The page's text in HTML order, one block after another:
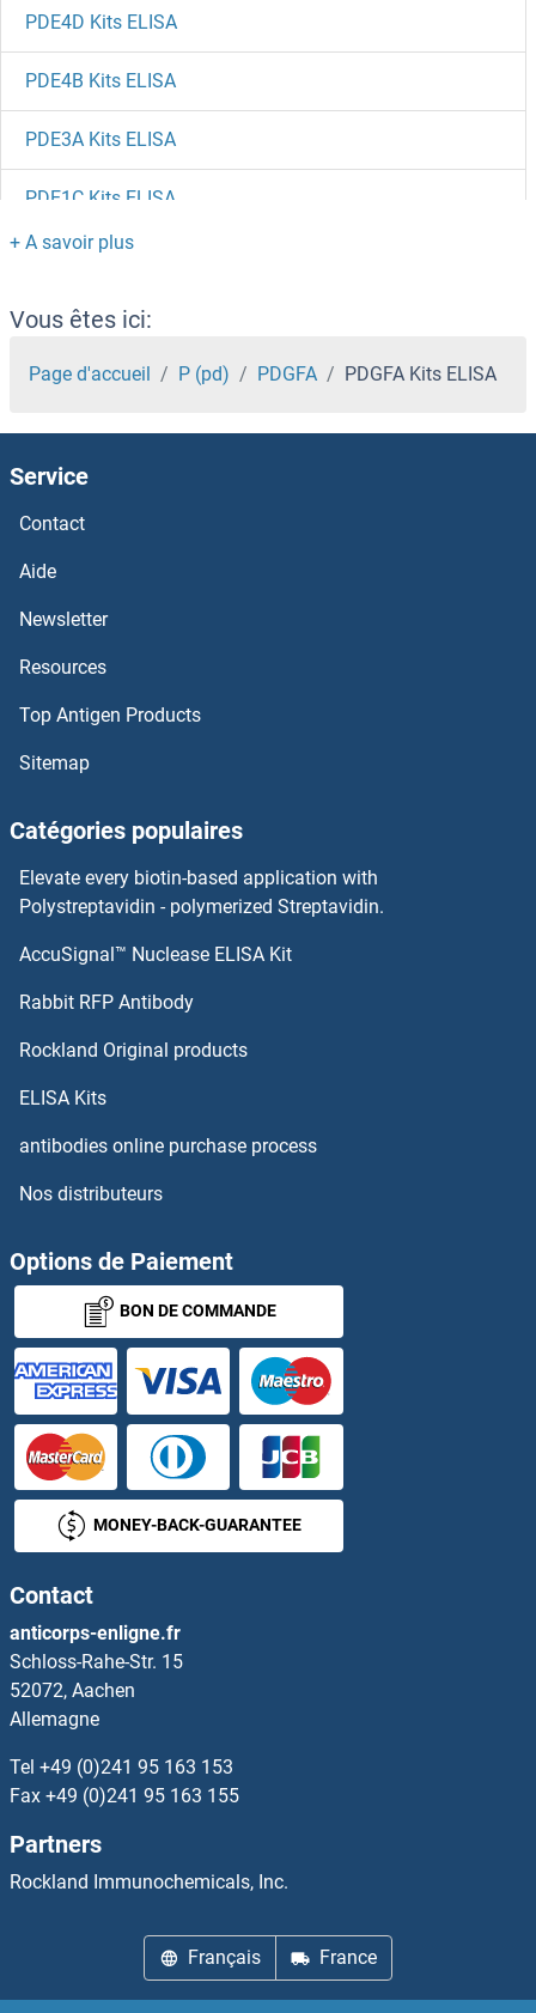
PDE4D Kits ELISA
PDE4B Kits ELISA
PDE3A Kits ELISA
PDE1C Kits ELISA
PDE1A Kits ELISA
PDE12 Kits ELISA
PDE10A Kits ELISA
PDCD6 Kits ELISA
PDCD5 Kits ELISA
PD-L1 Kits ELISA
PCYOX1 Kits ELISA
PCTP Kits ELISA
PCSK4 Kits ELISA
PCSK2 Kits ELISA
PCSK1N Kits ELISA
PDGFD Kits ELISA
PDGFRA Kits ELISA
PDGFRB Kits ELISA
PDGFRL Kits ELISA
PDHA2 Kits ELISA
PDHB Kits ELISA
PDHX Kits ELISA
PDIA2 Kits ELISA
PDIA3 Kits ELISA
PDIA4 Kits ELISA
PDIA5 Kits ELISA
PDIA6 Kits ELISA
PDK1 Kits ELISA
PDK4 Kits ELISA
Vous êtes ici:
Page d'accueil P (pd) PDGFA PDGFA Kits ELISA
Service
Contact
Aide
Newsletter
Resources
Top Antigen Products
Sitemap
Catégories populaires
Elevate every biotin-based application with
Polystreptavidin - polymerized Streptavidin.
AccuSignal™ Nuclease ELISA Kit
Rabbit RFP Antibody
Rockland Original products
ELISA Kits
antibodies online purchase process
Nos distributeurs
Options de Paiement
BON DE COMMANDE
MONEY-BACK-GUARANTEE
Contact
anticorps-enligne.fr
Schloss-Rahe-Str. 15
52072, Aachen
Allemagne
Tel +49 (0)241 95 163 153
Fax +49 (0)241 95 163 155
Partners
Rockland Immunochemicals, Inc.
Français France